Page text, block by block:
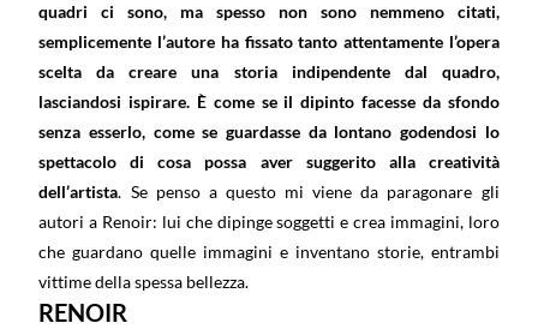
quadri ci sono, ma spesso non sono nemmeno citati,
semplicemente l’autore ha fissato tanto attentamente l’opera
scelta da creare una storia indipendente dal quadro,
lasciandosi ispirare. È come se il dipinto facesse da sfondo
senza esserlo, come se guardasse da lontano godendosi lo
spettacolo di cosa possa aver suggerito alla creatività
dell’artista. Se penso a questo mi viene da paragonare gli
autori a Renoir: lui che dipinge soggetti e crea immagini, loro
che guardano quelle immagini e inventano storie, entrambi
vittime della spessa bellezza.
RENOIR